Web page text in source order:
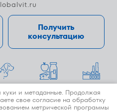
Получить
консультацию
GlobalVit.
Megagroup и GlobalVit.
куки и метаданные. Продолжая
свое согласие на обработку
метрической программы